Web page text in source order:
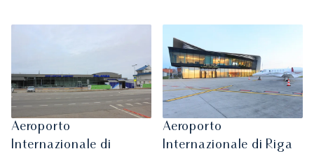
Aeroporto
Internazionale di
Aeroporto
Internazionale di Riga